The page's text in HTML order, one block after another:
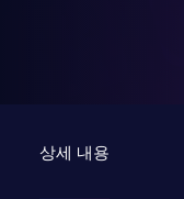
상세 내용